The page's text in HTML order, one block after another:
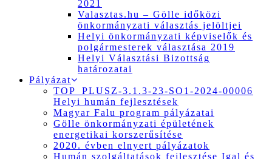
2021
Valasztas.hu – Gölle időközi
önkormányzati választás jelöltjei
Helyi önkormányzati képviselők és
polgármesterek választása 2019
Helyi Választási Bizottság
határozatai
Pályázat
TOP_PLUSZ-3.1.3-23-SO1-2024-00006
Helyi humán fejlesztések
Magyar Falu program pályázatai
Gölle önkormányzati épületének
energetikai korszerűsítése
2020. évben elnyert pályázatok
Humán szolgáltatások fejlesztése Igal és